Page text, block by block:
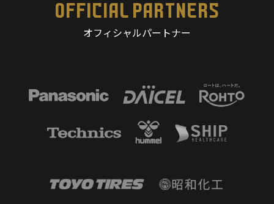
OFFICIAL PARTNERS
オフィシャルパートナー